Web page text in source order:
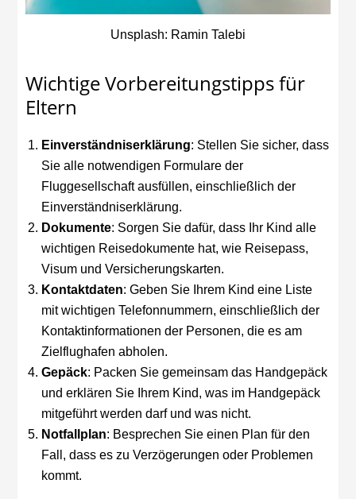
Unsplash: Ramin Talebi
Wichtige Vorbereitungstipps für
Eltern
Einverständniserklärung: Stellen Sie sicher, dass
Sie alle notwendigen Formulare der
Fluggesellschaft ausfüllen, einschließlich der
Einverständniserklärung.
Dokumente: Sorgen Sie dafür, dass Ihr Kind alle
wichtigen Reisedokumente hat, wie Reisepass,
Visum und Versicherungskarten.
Kontaktdaten: Geben Sie Ihrem Kind eine Liste
mit wichtigen Telefonnummern, einschließlich der
Kontaktinformationen der Personen, die es am
Zielflughafen abholen.
Gepäck: Packen Sie gemeinsam das Handgepäck
und erklären Sie Ihrem Kind, was im Handgepäck
mitgeführt werden darf und was nicht.
Notfallplan: Besprechen Sie einen Plan für den
Fall, dass es zu Verzögerungen oder Problemen
kommt.